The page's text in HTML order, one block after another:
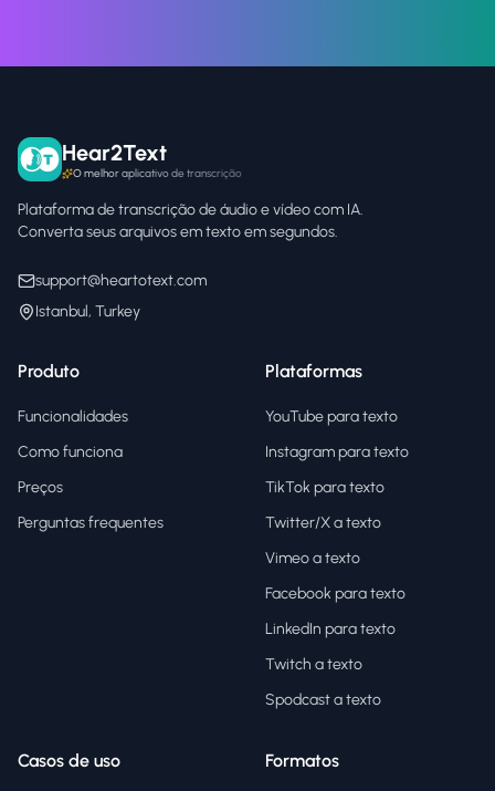
Hear2Text
O melhor aplicativo de transcrição
Plataforma de transcrição de áudio e vídeo com IA.
Converta seus arquivos em texto em segundos.
support@heartotext.com
Istanbul, Turkey
Produto
Funcionalidades
Como funciona
Preços
Perguntas frequentes
Plataformas
YouTube para texto
Instagram para texto
TikTok para texto
Twitter/X a texto
Vimeo a texto
Facebook para texto
LinkedIn para texto
Twitch a texto
Spodcast a texto
Casos de uso Formatos